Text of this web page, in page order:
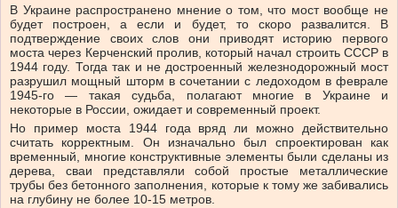
В Украине распространено мнение о том, что мост вообще не
будет построен, а если и будет, то скоро развалится. В
подтверждение своих слов они приводят историю первого
моста через Керченский пролив, который начал строить СССР в
1944 году. Тогда так и не достроенный железнодорожный мост
разрушил мощный шторм в сочетании с ледоходом в феврале
1945-го — такая судьба, полагают многие в Украине и
некоторые в России, ожидает и современный проект.
Но пример моста 1944 года вряд ли можно действительно
считать корректным. Он изначально был спроектирован как
временный, многие конструктивные элементы были сделаны из
дерева, сваи представляли собой простые металлические
трубы без бетонного заполнения, которые к тому же забивались
на глубину не более 10-15 метров.